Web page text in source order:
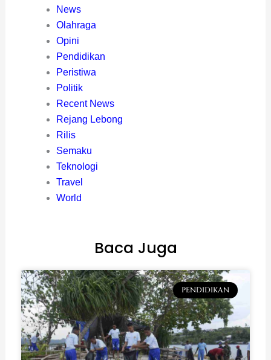
News
Olahraga
Opini
Pendidikan
Peristiwa
Politik
Recent News
Rejang Lebong
Rilis
Semaku
Teknologi
Travel
World
Baca Juga
PENDIDIKAN